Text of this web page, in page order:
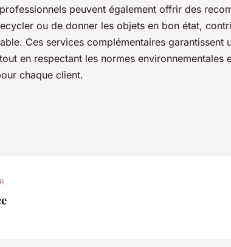
peuvent également offrir des
ou de donner les objets en bon état,
Ces services complémentaires garantissent
en respectant les normes environnementales
chaque client.